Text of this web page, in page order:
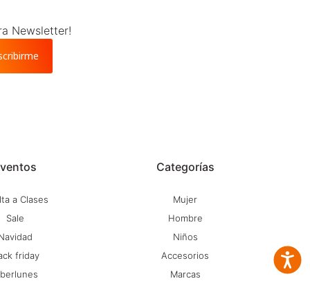
a Clases
Sale
friday
Categorías
Mujer
Hombre
Niños
Accesorios
Marcas
Newsletter!